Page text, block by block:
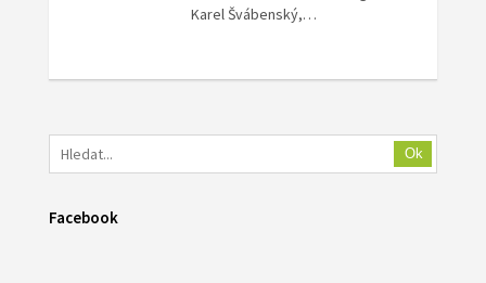
Karel Švábenský,…
Ok
Facebook